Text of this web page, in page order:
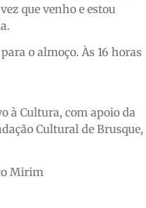
que venho e estou
o almoço. Às 16 horas
à Cultura, com apoio da
Cultural de Brusque,
Mirim